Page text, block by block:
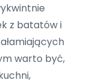
z batatów i
warto być,